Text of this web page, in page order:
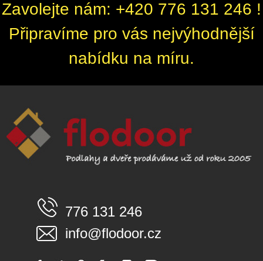
Zavolejte nám: +420 776 131 246 !
Připravíme pro vás nejvýhodnější
nabídku na míru.
776 131 246
info@flodoor.cz